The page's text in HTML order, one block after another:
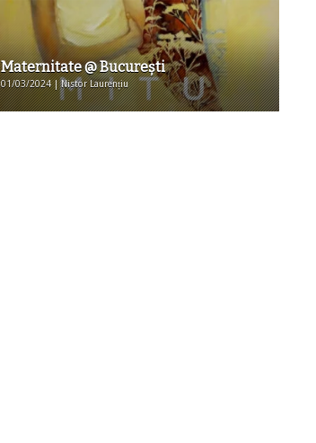
Maternitate @ Bucureşti
01/03/2024 | Nistor Laurențiu